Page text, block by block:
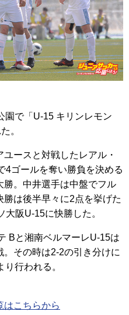
で「U-15 キリンレモン
。
ースと対戦したレアル・
4ゴールを奪い勝負を決める
勝。中井選手は中盤でフル
は後半早々に2点を挙げた
阪U-15に快勝した。
Bと湘南ベルマーレU-15は
その時は2-2の引き分けに
行われる。
はこちらから